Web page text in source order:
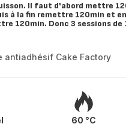
Il faut d'abord mettre
à la fin remettre 120min et
120min. Donc 3 sessions de
antiadhésif Cake Factory
60 °C